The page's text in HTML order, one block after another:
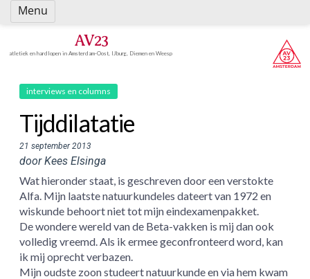
Spring
naar
AV23
atletiek en hardlopen in Amsterdam-Oost, IJburg, Diemen en Weesp
interviews en columns
Tijddilatatie
21 september 2013
door Kees Elsinga
Wat hieronder staat, is geschreven door een verstokte
Alfa. Mijn laatste natuurkundeles dateert van 1972 en
wiskunde behoort niet tot mijn eindexamenpakket.
De wondere wereld van de Beta-vakken is mij dan ook
volledig vreemd. Als ik ermee geconfronteerd word, kan
ik mij oprecht verbazen.
Mijn oudste zoon studeert natuurkunde en via hem kwam
Menu